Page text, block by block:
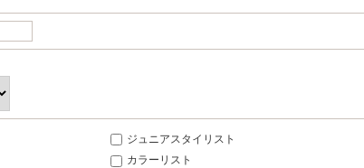
ジュニアスタイリスト
カラーリスト